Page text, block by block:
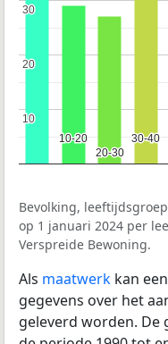
10-20
10-20
20-30
20-30
30-40
30-40
10
10
20
20
30
30
Bevolking,
op 1 januari 2024 per
Verspreide Bewoning.
Als maatwerk kan
gegevens over het
geleverd worden. De